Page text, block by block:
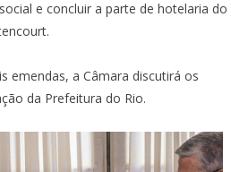
e concluir a parte de hotelaria do
emendas, a Câmara discutirá os
da Prefeitura do Rio.
DE FINAL - VOLTA -QUA, 5/8, 21:30